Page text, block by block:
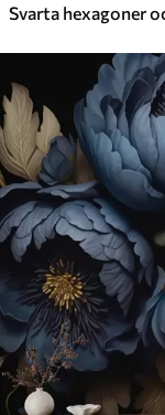
Svarta hexagoner